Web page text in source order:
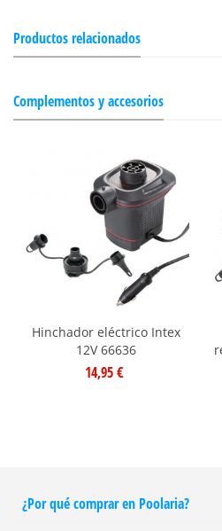
Productos relacionados
Complementos y accesorios
Hinchador eléctrico Intex
12V 66636
14,95 €
¿Por qué comprar en Poolaria?